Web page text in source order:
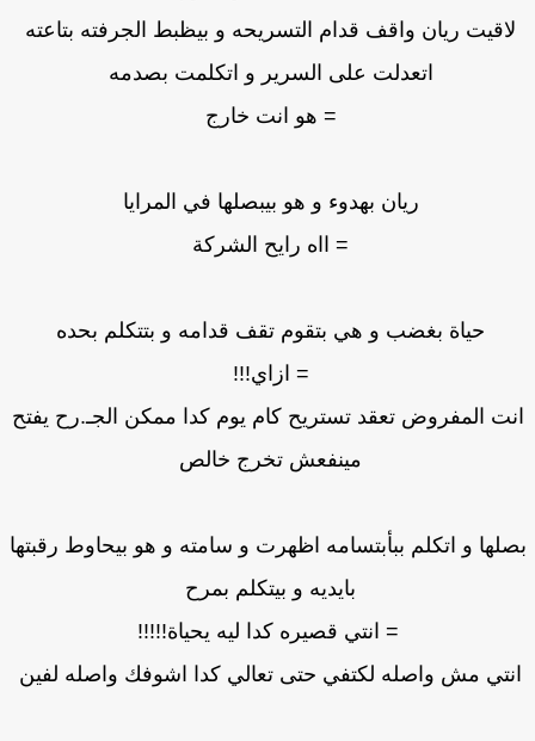
ريان واقف قدام التسريحه و بيظبط الجرفته بتاعته
اتعدلت على السرير و اتكلمت بصدمه
= هو انت خارج
ريان بهدوء و هو بيبصلها في المرايا
= ااه رايح الشركة
حياة بغضب و هي بتقوم تقف قدامه و بتتكلم بحده
= ازاي!!!
المفروض تعقد تستريح كام يوم كدا ممكن الجـ.رح يفتح
مينفعش تخرج خالص
و اتكلم ببأبتسامه اظهرت و سامته و هو بيحاوط رقبتها
بايديه و بيتكلم بمرح
= انتي قصيره كدا ليه يحياة!!!!!
مش واصله لكتفي حتى تعالي كدا اشوفك واصله لفين